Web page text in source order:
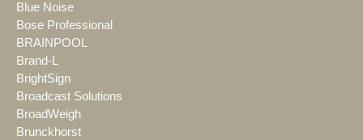
Blue Noise
Bose Professional
BRAINPOOL
Brand-L
BrightSign
Broadcast Solutions
BroadWeigh
Brunckhorst